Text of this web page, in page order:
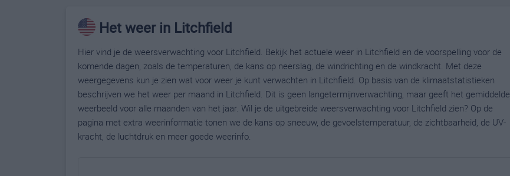
Het weer in Litchfield
Hier vind je de weersverwachting voor Litchfield. Bekijk het actuele weer in Litchfield en de voorspelling voor de
komende dagen, zoals de temperaturen, de kans op neerslag, de windrichting en de windkracht. Met deze
weergegevens kun je zien wat voor weer je kunt verwachten in Litchfield. Op basis van de klimaatstatistieken
beschrijven we het weer per maand in Litchfield. Dit is geen langetermijnverwachting, maar geeft het gemiddelde
weerbeeld voor alle maanden van het jaar. Wil je de uitgebreide weersverwachting voor Litchfield zien? Op de
pagina met extra weerinformatie tonen we de kans op sneeuw, de gevoelstemperatuur, de zichtbaarheid, de UV-
kracht, de luchtdruk en meer goede weerinfo.